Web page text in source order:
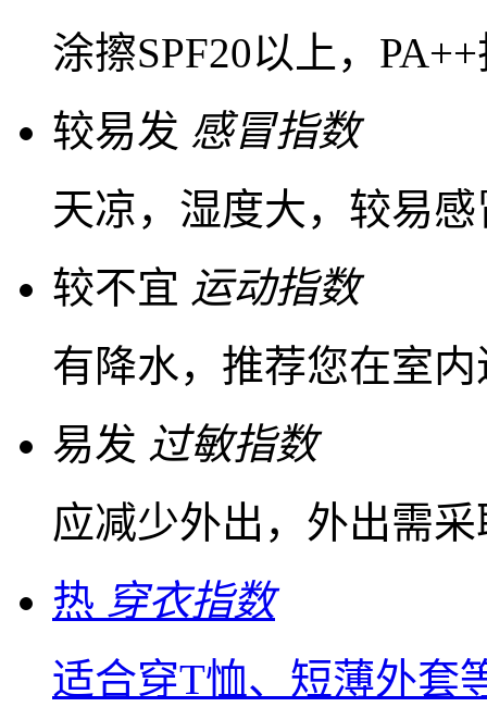
涂擦SPF20以上，
较易发 感冒指数
天凉，湿度大，较易感
较不宜 运动指数
有降水，推荐您在室
易发 过敏指数
应减少外出，外出需
热 穿衣指数
适合穿T恤、短薄外套